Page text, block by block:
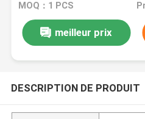
MOQ：1 PCS
meilleur prix
DESCRIPTION DE PRODUIT